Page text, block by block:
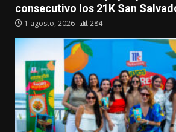
consecutivo los 21K San
1 agosto, 2026 284